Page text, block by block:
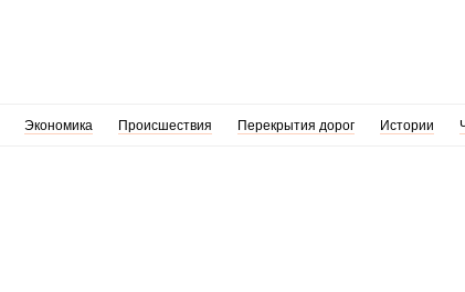
Экономика Происшествия Перекрытия дорог Истории